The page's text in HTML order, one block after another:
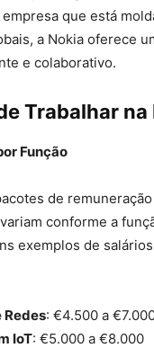
que está
a Nokia oferece
e colaborativo.
Trabalhar na
Função
de
conforme a
exemplos de
Redes: €4.500 a
IoT: €5.000 a €8.000